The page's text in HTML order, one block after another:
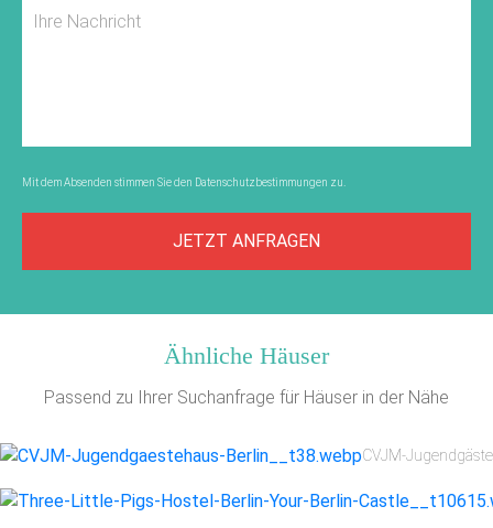
Mit dem Absenden stimmen Sie den Datenschutzbestimmungen zu.
JETZT ANFRAGEN
Ähnliche Häuser
Passend zu Ihrer Suchanfrage für Häuser in der Nähe
CVJM-